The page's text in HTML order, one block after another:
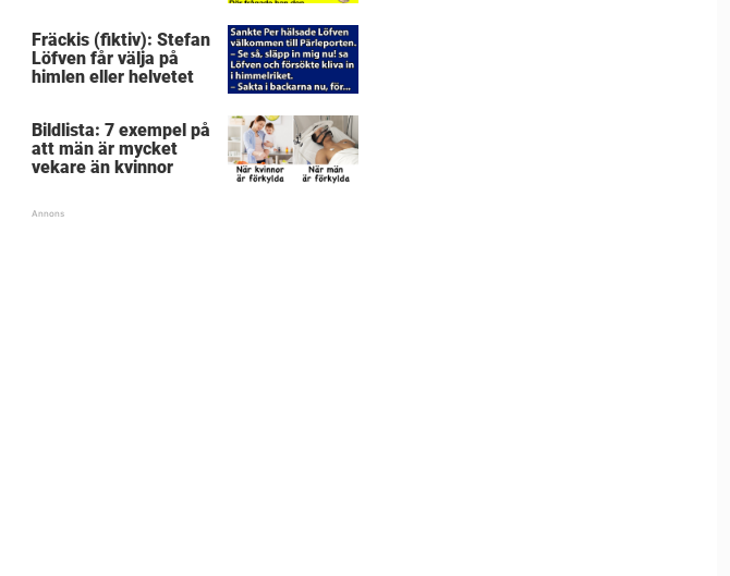
Fräckis (fiktiv): Stefan
Löfven får välja på
himlen eller helvetet
Bildlista: 7 exempel på
att män är mycket
vekare än kvinnor